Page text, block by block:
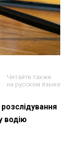
Читайте также
на русском языке
водію